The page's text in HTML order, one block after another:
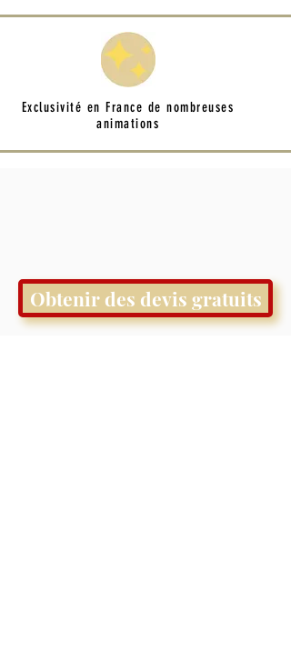
Exclusivité en France de nombreuses
animations
Obtenir des devis gratuits